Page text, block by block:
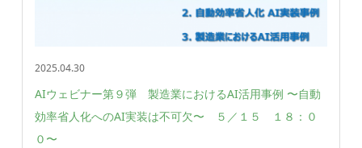
2025.04.30
AIウェビナー第９弾 製造業におけるAI活用事例 〜自動
効率省人化へのAI実装は不可欠〜 ５／１５ １８：０
０〜